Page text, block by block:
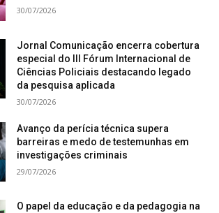
30/07/2026
Jornal Comunicação encerra cobertura
especial do III Fórum Internacional de
Ciências Policiais destacando legado
da pesquisa aplicada
30/07/2026
Avanço da perícia técnica supera
barreiras e medo de testemunhas em
investigações criminais
29/07/2026
O papel da educação e da pedagogia na